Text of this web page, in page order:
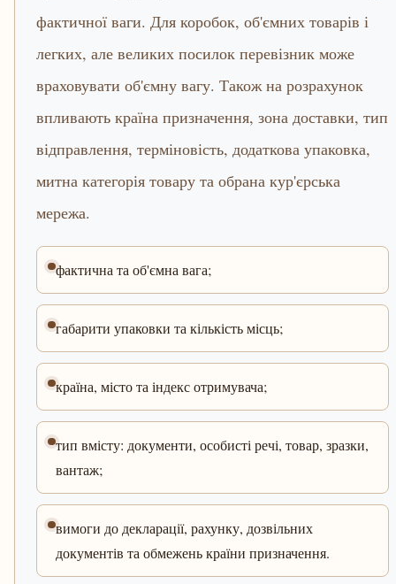
фактичної ваги. Для коробок, об'ємних товарів і
легких, але великих посилок перевізник може
враховувати об'ємну вагу. Також на розрахунок
впливають країна призначення, зона доставки, тип
відправлення, терміновість, додаткова упаковка,
митна категорія товару та обрана кур'єрська
мережа.
фактична та об'ємна вага;
габарити упаковки та кількість місць;
країна, місто та індекс отримувача;
тип вмісту: документи, особисті речі, товар, зразки,
вантаж;
вимоги до декларації, рахунку, дозвільних
документів та обмежень країни призначення.